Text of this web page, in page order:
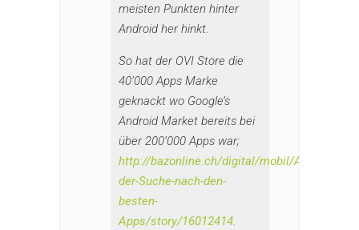
meisten Punkten hinter
Android her hinkt.
So hat der OVI Store die
40’000 Apps Marke
geknackt wo Google’s
Android Market bereits bei
über 200’000 Apps war;
http://bazonline.ch/digital/mobil/Auf-
der-Suche-nach-den-
besten-
Apps/story/16012414.